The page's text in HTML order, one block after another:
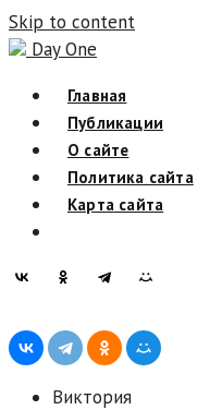
Skip to content
Day One
Главная
Публикации
О сайте
Политика сайта
Карта сайта
Виктория